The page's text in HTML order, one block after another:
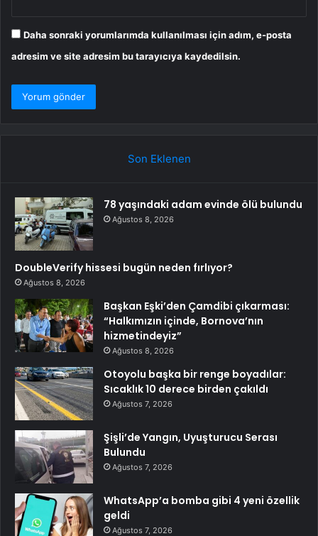
Daha sonraki yorumlarımda kullanılması için adım, e-posta
adresim ve site adresim bu tarayıcıya kaydedilsin.
Son Eklenen
78 yaşındaki adam evinde ölü bulundu
Ağustos 8, 2026
DoubleVerify hissesi bugün neden fırlıyor?
Ağustos 8, 2026
Başkan Eşki’den Çamdibi çıkarması:
“Halkımızın içinde, Bornova’nın
hizmetindeyiz”
Ağustos 8, 2026
Otoyolu başka bir renge boyadılar:
Sıcaklık 10 derece birden çakıldı
Ağustos 7, 2026
Şişli’de Yangın, Uyuşturucu Serası
Bulundu
Ağustos 7, 2026
WhatsApp’a bomba gibi 4 yeni özellik
geldi
Ağustos 7, 2026